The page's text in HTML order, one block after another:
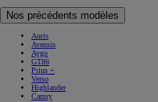
Nos précédents modèles
Auris
Avensis
Aygo
GT86
Prius +
Verso
Highlander
Camry